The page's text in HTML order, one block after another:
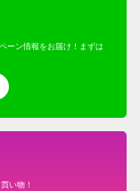
ーン情報をお届け！まずは
い物！